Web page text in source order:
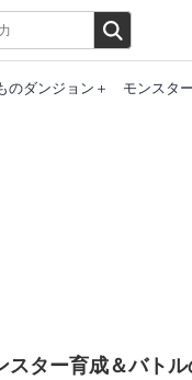
のダンジョン＋ モンスタ
ター育成＆バトル